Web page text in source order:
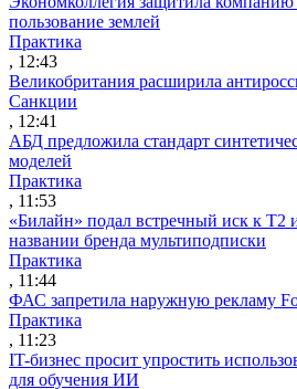
пользование землей
Практика
, 12:43
Великобритания расширила
Санкции
, 12:41
АБД предложила стандарт
моделей
Практика
, 11:53
«Билайн» подал встречный иск к Т2
названии бренда мультиподписки
Практика
, 11:44
ФАС запретила наружную рекламу
Практика
, 11:23
IT-бизнес просит упростить
для обучения ИИ